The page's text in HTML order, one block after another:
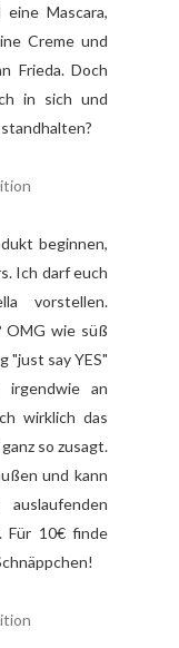
Mascara,
Creme und
Frieda. Doch
in sich und
beginnen,
Ich darf euch
vorstellen.
OMG wie süß
"just say YES"
an
wirklich das
so zusagt.
und kann
Für 10€ finde